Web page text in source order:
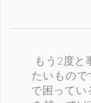
もう2度と
たいもの
で困ってい